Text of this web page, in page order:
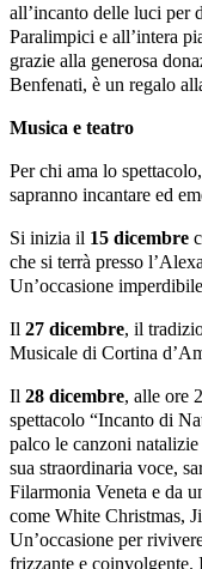
all’incanto delle luci per
Paralimpici e all’intera
grazie alla generosa
Benfenati, è un regalo
Musica e teatro
Per chi ama lo
sapranno incantare ed
Si inizia il 15 dicembre
che si terrà presso
Un’occasione
Il 27 dicembre, il
Musicale di Cortina
Il 28 dicembre, alle ore
spettacolo “Incanto di
palco le canzoni
sua straordinaria voce,
Filarmonia Veneta e da
come White Christmas,
Un’occasione per
frizzante e coinvolgente.